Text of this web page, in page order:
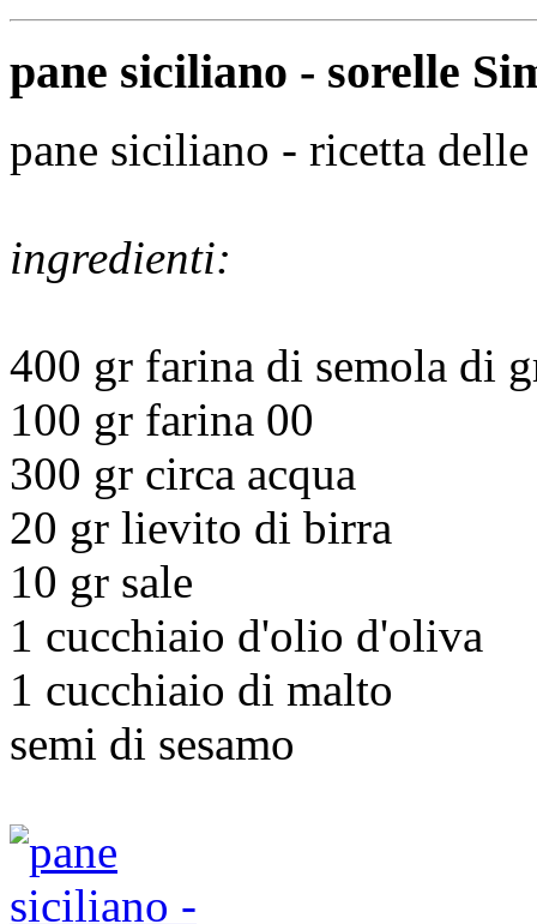
pane siciliano - sorelle
pane siciliano - ricetta
ingredienti:
400 gr farina di semola di
100 gr farina 00
300 gr circa acqua
20 gr lievito di birra
10 gr sale
1 cucchiaio d'olio d'oliva
1 cucchiaio di malto
semi di sesamo